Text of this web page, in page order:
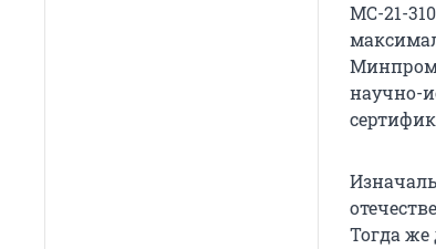
МС-21-
научно-
Тогда